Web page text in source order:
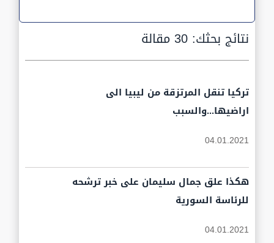
نتائج بحثك:30 مقالة
تركيا تنقل المرتزقة من ليبيا الى
اراضيها...والسبب
04.01.2021
هكذا علق جمال سليمان على خبر ترشحه
للرئاسة السورية
04.01.2021